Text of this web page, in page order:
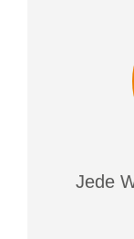
Jede